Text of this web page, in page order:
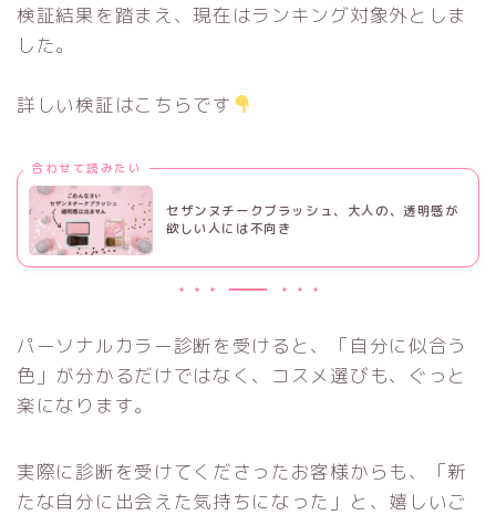
検証結果を踏まえ、現在はランキング対象外としま
した。
詳しい検証はこちらです
合わせて読みたい
セザンヌチークブラッシュ、大人の、透明感が
欲しい人には不向き
パーソナルカラー診断を受けると、「自分に似合う
色」が分かるだけではなく、コスメ選びも、ぐっと
楽になります。
実際に診断を受けてくださったお客様からも、「新
たな自分に出会えた気持ちになった」と、嬉しいご